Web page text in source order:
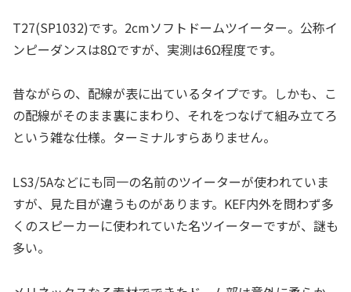
T27(SP1032)です。2cmソフトドームツイーター。公称イ
ンピーダンスは8Ωですが、実測は6Ω程度です。
昔ながらの、配線が表に出ているタイプです。しかも、こ
の配線がそのまま裏にまわり、それをつなげて組み立てろ
という雑な仕様。ターミナルすらありません。
LS3/5Aなどにも同一の名前のツイーターが使われていま
すが、見た目が違うものがあります。KEF内外を問わず多
くのスピーカーに使われていた名ツイーターですが、謎も
多い。